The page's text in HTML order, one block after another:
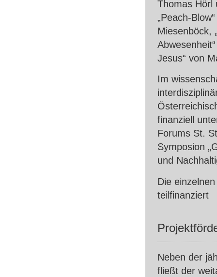
Thomas Hörl
„Peach-
Miesenböck,
Jesus“ von
Im
finanziell
Forums St.
Symposion
und
Die
teilfinanziert
Neben der
fließt der